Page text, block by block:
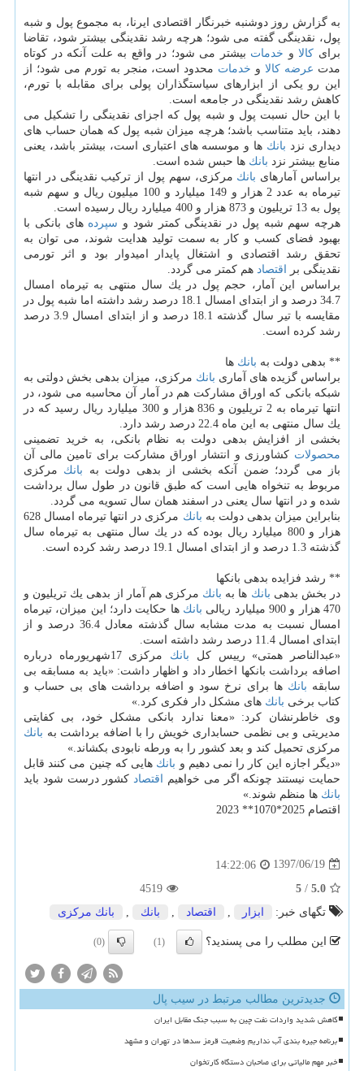
به گزارش روز دوشنبه خبرنگار اقتصادی ایرنا، به مجموع پول و شبه
پول، نقدینگی گفته می شود؛ هرچه رشد نقدینگی بیشتر شود، تقاضا
برای كالاو خدمات بیشتر می شود؛ در واقع به علت آنكه در كوتاه
مدت عرضه كالاو خدمات محدود است، منجر به تورم می شود؛ از
این رو یكی از ابزارهای سیاستگذاران پولی برای مقابله با تورم،
كاهش رشد نقدینگی در جامعه است.
با این حال نسبت پول و شبه پول كه اجزای نقدینگی را تشكیل می
دهند، باید متناسب باشد؛ هرچه میزان شبه پول كه همان حساب های
دیداری نزد بانك ها و موسسه های اعتباری است، بیشتر باشد، یعنی
منابع بیشتر نزد بانك ها حبس شده است.
براساس آمارهای بانك مركزی، سهم پول از تركیب نقدینگی در انتها
تیرماه به عدد 2 هزار و 149 میلیارد و 100 میلیون ریال و سهم شبه
پول به 13 تریلیون و 873 هزار و 400 میلیارد ریال رسیده است.
هرچه سهم شبه پول در نقدینگی كمتر شود و سپرده های بانكی با
بهبود فضای كسب و كار به سمت تولید هدایت شوند، می توان به
تحقق رشد اقتصادی و اشتغال پایدار امیدوار بود و اثر تورمی
نقدینگی بر اقتصاد هم كمتر می گردد.
براساس این آمار، حجم پول در یك سال منتهی به تیرماه امسال
34.7 درصد و از ابتدای امسال 18.1 درصد رشد داشته اما شبه پول در
مقایسه با تیر سال گذشته 18.1 درصد و از ابتدای امسال 3.9 درصد
رشد كرده است.
** بدهی دولت به بانك ها
براساس گزیده های آماری بانك مركزی، میزان بدهی بخش دولتی به
شبكه بانكی كه اوراق مشاركت هم در آمار آن محاسبه می شود، در
انتها تیرماه به 2 تریلیون و 836 هزار و 300 میلیارد ریال رسید كه در
یك سال منتهی به این ماه 22.4 درصد رشد دارد.
بخشی از افزایش بدهی دولت به نظام بانكی، به خرید تضمینی
محصولات كشاورزی و انتشار اوراق مشاركت برای تامین مالی آن
باز می گردد؛ ضمن آنكه بخشی از بدهی دولت به بانك مركزی
مربوط به تنخواه هایی است كه طبق قانون در طول سال برداشت
شده و در انتها سال یعنی در اسفند همان سال تسویه می گردد.
بنابراین میزان بدهی دولت به بانك
مركزی در انتها تیرماه امسال 628
هزار و 800 میلیارد ریال بوده كه در یك سال منتهی به تیرماه سال
گذشته 1.3 درصد و از ابتدای امسال 19.1 درصد رشد كرده است.
** رشد فزایده بدهی بانكها
در بخش بدهی بانك ها به بانك مركزی هم آمار از بدهی یك تریلیون و
470 هزار و 900 میلیارد ریالی
بانك ها حكایت دارد؛ این میزان، تیرماه
امسال نسبت به مدت مشابه سال گذشته معادل 36.4 درصد و از
ابتدای امسال 11.4 درصد رشد داشته است.
«عبدالناصر همتی» رییس كل بانك
مركزی 17شهریورماه درباره
اصافه برداشت بانكها اخطار داد و اظهار داشت: «باید به مسابقه بی
سابقه بانك ها برای نرخ سود و اضافه برداشت های بی حساب و
كتاب برخی بانك های مشكل دار فكری كرد.»
وی خاطرنشان كرد: «معنا ندارد بانكی مشكل خود، بی كفایتی
مدیریتی و بی نظمی حسابداری خویش را با اضافه برداشت به بانك
مركزی تحمیل كند و بعد كشور را به ورطه نابودی بكشاند.»
«دیگر اجازه این كار را نمی دهیم و بانك هایی كه چنین می كنند قابل
حمایت نیستند چونكه اگر می خواهیم اقتصاد كشور درست شود باید
بانك ها منظم شوند.»
اقتصام 2025*1070** 2023
1397/06/19
14:22:06
5.0
/
5
4519
تگهای خبر:
ابزار اقتصاد بانك بانك مركزی
این مطلب را می پسندید؟ (1)
(0)
جدیدترین مطالب مرتبط در سیب پال
کاهش شدید واردات نفت چین به سبب جنگ مقابل ایران
برنامه جیره بندی آب نداریم وضعیت قرمز سدها در تهران و مشهد
خبر مهم مالیاتی برای صاحبان دستگاه کارتخوان